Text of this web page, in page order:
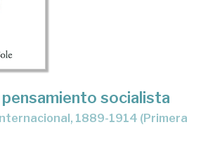
socialista